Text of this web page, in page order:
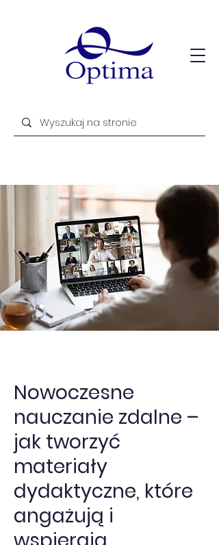
Nowoczesne
nauczanie zdalne –
jak tworzyć
materiały
dydaktyczne, które
angażują i